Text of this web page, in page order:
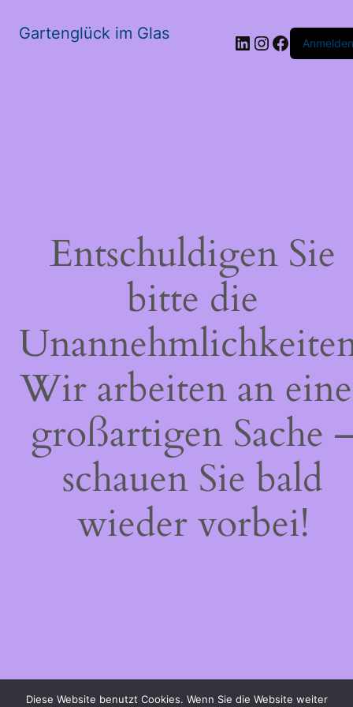
Gartenglück im Glas LinkedIn
Instagram
Anmelden
Entschuldigen Sie
bitte die
Wir arbeiten an
großartigen Sache
schauen Sie bald
wieder vorbei!
Diese Website benutzt Cookies. Wenn Sie die Website weiter